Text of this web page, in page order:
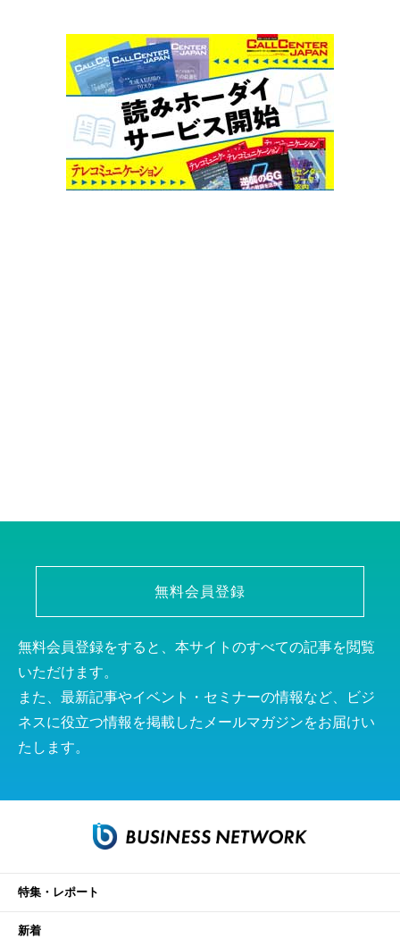
無料会員登録
無料会員登録をすると、本サイトのすべての記事を閲覧
いただけます。
また、最新記事やイベント・セミナーの情報など、ビジ
ネスに役立つ情報を掲載したメールマガジンをお届けい
たします。
特集・レポート
新着